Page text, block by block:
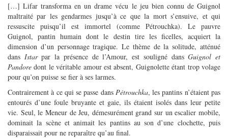
[…] Lifar transforma en un drame vécu le jeu bien connu de Guignol
maltraité par les gendarmes jusqu’à ce que la mort s’ensuive, et qui
ressuscite puisqu’il est immortel (comme Pétrouchka). Le pauvre
Guignol, pantin humain dont le destin tire les ficelles, acquiert la
dimension d’un personnage tragique. Le thème de la solitude, atténué
dans Istarpar la présence de l’Amour, est souligné dansGuignol et
Pandore dont le véritable amour est absent, Guignolette étant trop volage
pour qu’on puisse se fier à ses larmes.
Contrairement à ce qui se passe dans Pétrouchka, les pantins n’étaient pas
entourés d’une foule bruyante et gaie, ils étaient isolés dans leur petite
vie. Seul, le Meneur de Jeu, démesurément grand sur un escalier mobile,
dominait la scène et animait les pantins au son d’une clochette, puis
disparaissait pour ne reparaître qu’au final.